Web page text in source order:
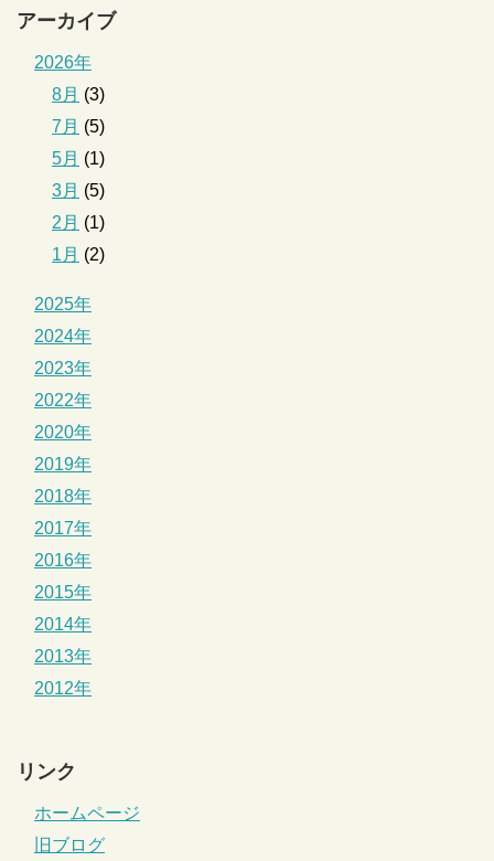
アーカイブ
2026年
8月 (3)
7月 (5)
5月 (1)
3月 (5)
2月 (1)
1月 (2)
2025年
2024年
2023年
2022年
2020年
2019年
2018年
2017年
2016年
2015年
2014年
2013年
2012年
リンク
ホームページ
旧ブログ